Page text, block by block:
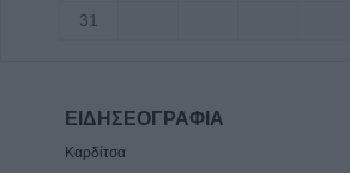
31
ΕΙΔΗΣΕΟΓΡΑΦΙΑ
Καρδίτσα